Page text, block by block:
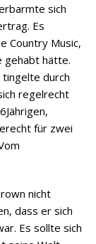
sich
Es
Country Music,
gehabt hätte.
durch
regelrecht
für zwei
nicht
dass er sich
Es sollte sich